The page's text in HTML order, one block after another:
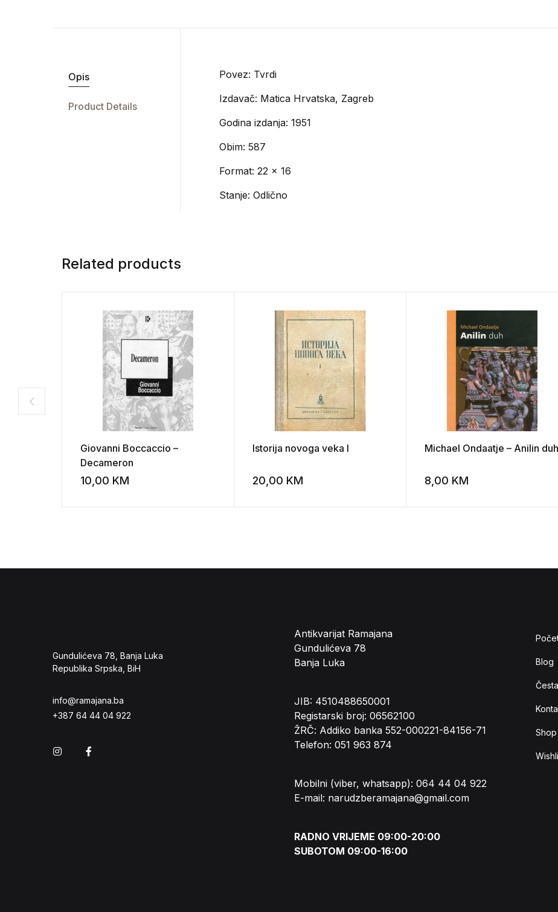
Opis
Product Details
Povez: Tvrdi
Izdavač: Matica Hrvatska, Zagreb
Godina izdanja: 1951
Obim: 587
Format: 22 x 16
Stanje: Odlično
Related products
Giovanni Boccaccio –
Decameron
10,00 KM Add to wishlist
Istorija novoga veka I
20,00 KM Add to wishlist
Michael Ondaatje – Anilin duh
8,00 KM
Gundulićeva 78, Banja Luka
Republika Srpska, BiH
info@ramajana.ba
+387 64 44 04 922
Instagram
Antikvarijat Ramajana
Gundulićeva 78
Banja Luka
JIB: 4510488650001
Registarski broj: 06562100
ŽRČ: Addiko banka 552-000221-84156-71
Telefon: 051 963 874
Mobilni (viber, whatsapp): 064 44 04 922
E-mail: narudzberamajana@gmail.com
RADNO VRIJEME 09:00-20:00
SUBOTOM 09:00-16:00
Blog
Shop